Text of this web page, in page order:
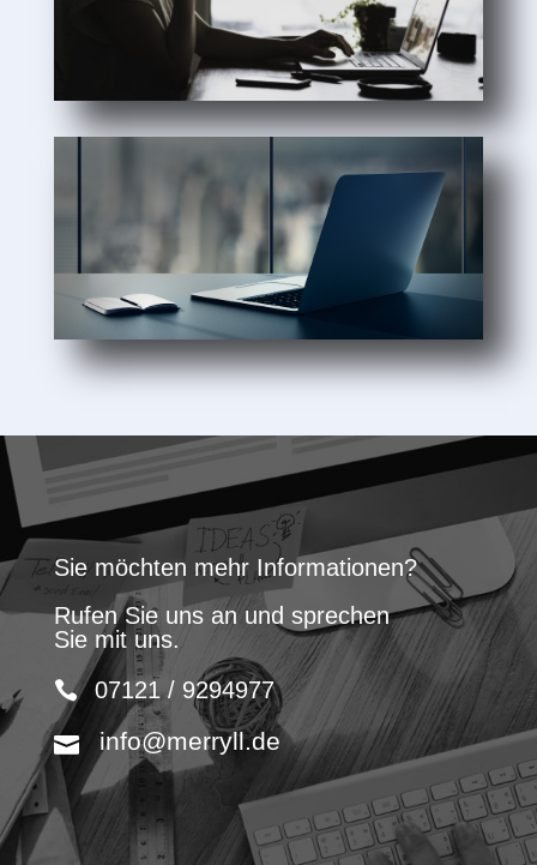
Sie möchten mehr Informationen?
Rufen Sie uns an und sprechen
Sie mit uns.
07121 / 9294977
info@merryll.de